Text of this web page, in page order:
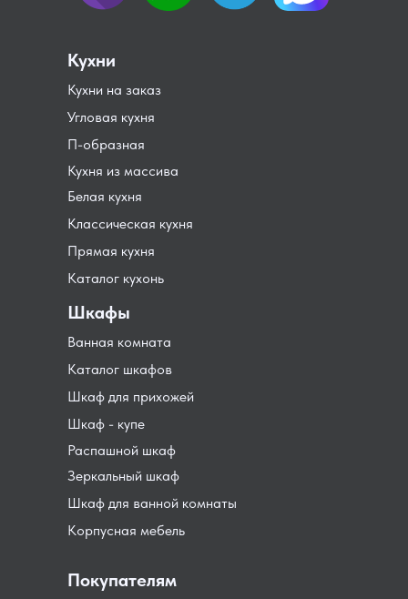
Распашной шкаф
Шкаф для прихожей
Шкаф - купе
Каталог шкафов
Шкаф для ванной комнаты
Зеркальный шкаф
Корпусная мебель
Ванная комната
Кухня из массива
Угловая кухня
Кухни на заказ
П-образная
Классическая кухня
Белая кухня
Покупателям
Кухни
Шкафы
Прямая кухня
Каталог кухонь